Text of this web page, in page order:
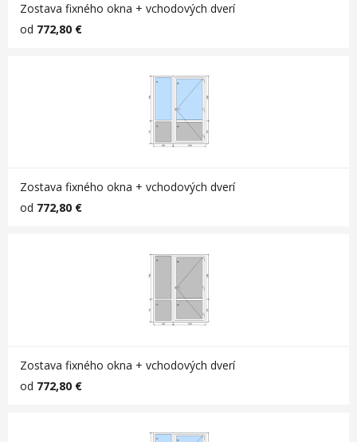
Zostava fixného okna + vchodových dverí
od 772,80 €
Zostava fixného okna + vchodových dverí
od 772,80 €
Zostava fixného okna + vchodových dverí
od 772,80 €